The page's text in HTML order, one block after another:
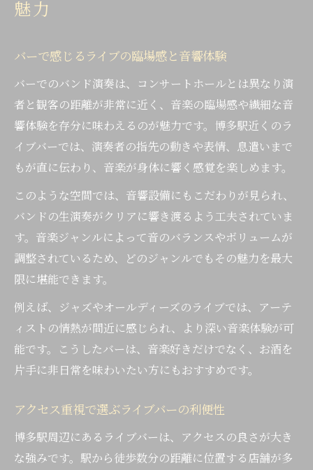
魅力
バーで感じるライブの臨場感と音響体験
バーでのバンド演奏は、コンサートホールとは異なり演
者と観客の距離が非常に近く、音楽の臨場感や繊細な音
響体験を存分に味わえるのが魅力です。博多駅近くのラ
イブバーでは、演奏者の指先の動きや表情、息遣いまで
もが直に伝わり、音楽が身体に響く感覚を楽しめます。
このような空間では、音響設備にもこだわりが見られ、
バンドの生演奏がクリアに響き渡るよう工夫されていま
す。音楽ジャンルによって音のバランスやボリュームが
調整されているため、どのジャンルでもその魅力を最大
限に堪能できます。
例えば、ジャズやオールディーズのライブでは、アーテ
ィストの情熱が間近に感じられ、より深い音楽体験が可
能です。こうしたバーは、音楽好きだけでなく、お酒を
片手に非日常を味わいたい方にもおすすめです。
アクセス重視で選ぶライブバーの利便性
博多駅周辺にあるライブバーは、アクセスの良さが大き
な強みです。駅から徒歩数分の距離に位置する店舗が多